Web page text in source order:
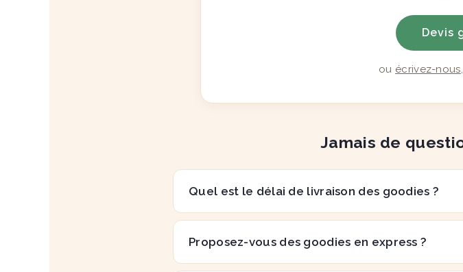
Devis
ou écrivez-nous
Jamais de
Quel est le délai de livraison des goodies ?
Proposez-vous des goodies en express ?